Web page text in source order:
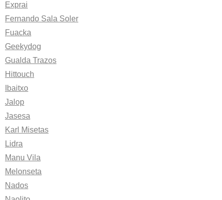
Exprai
Fernando Sala Soler
Fuacka
Geekydog
Gualda Trazos
Hittouch
Ibaitxo
Jalop
Jasesa
Karl Misetas
Lidra
Manu Vila
Melonseta
Nados